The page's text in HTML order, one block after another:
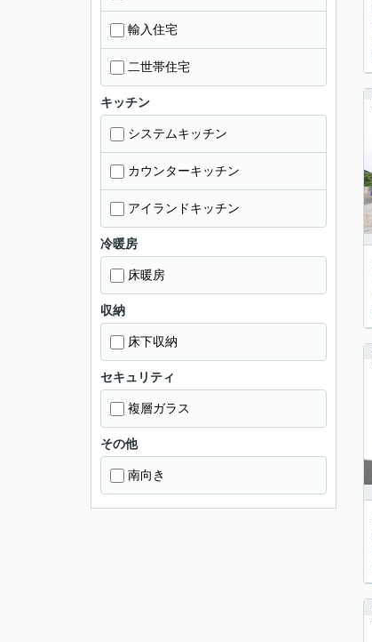
輸入住宅
二世帯住宅
キッチン
システムキッチン
カウンターキッチン
アイランドキッチン
冷暖房
床暖房
収納
床下収納
セキュリティ
複層ガラス
その他
南向き